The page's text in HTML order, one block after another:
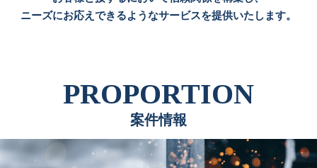
ニーズにお応えできるようなサービスを提供いたします。
PROPORTION
案件情報